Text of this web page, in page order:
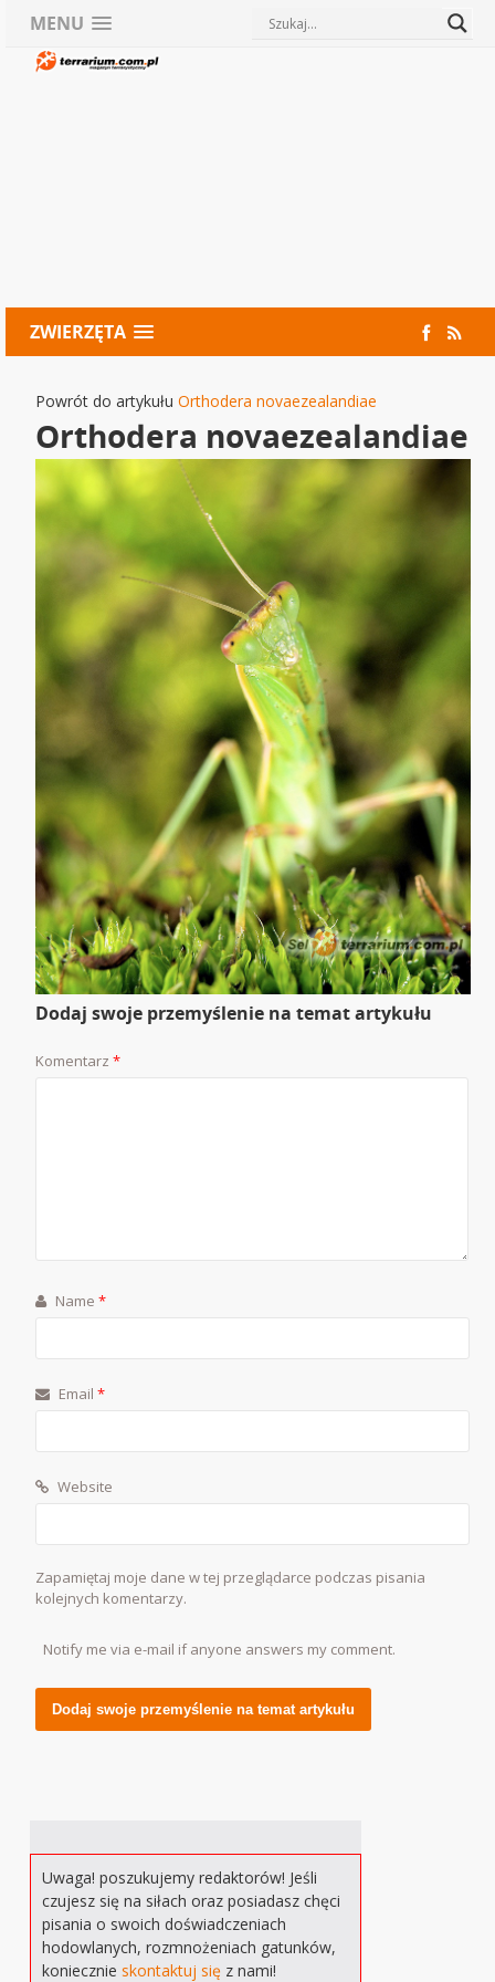
MENU
ZWIERZĘTA
Powrót do artykułuOrthodera novaezealandiae
Orthodera novaezealandiae
Dodaj swoje przemyślenie na temat artykułu
Komentarz*
Name*
Email*
Website
Zapamiętaj moje dane w tej przeglądarce podczas pisania
kolejnych komentarzy.
Notify me via e-mail if anyone answers my comment.
Uwaga! poszukujemy redaktorów! Jeśli
czujesz się na siłach oraz posiadasz chęci
pisania o swoich doświadczeniach
hodowlanych, rozmnożeniach gatunków,
koniecznieskontaktuj się z nami!